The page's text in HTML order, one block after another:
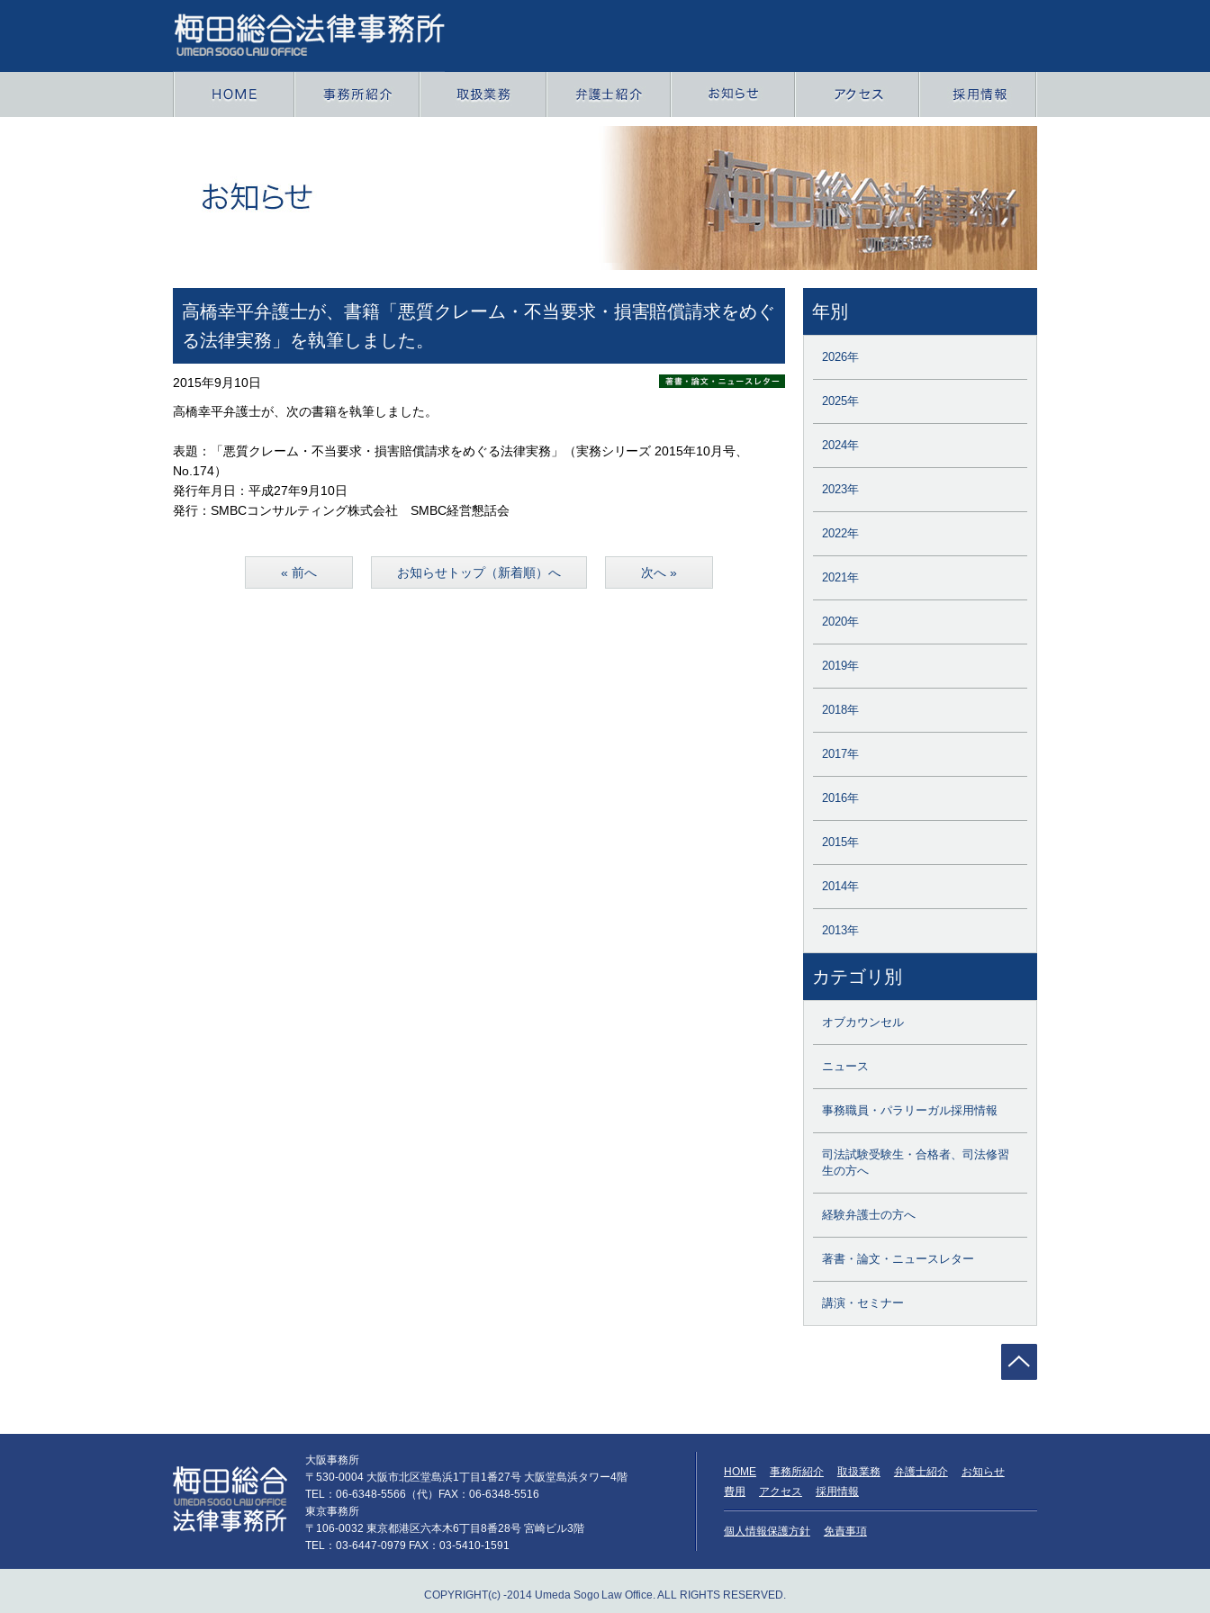
高橋幸平弁護士が、書籍「悪質クレーム・不当要求・損害賠償請求をめぐ
る法律実務」を執筆しました。
2015年9月10日
高橋幸平弁護士が、次の書籍を執筆しました。
表題：「悪質クレーム・不当要求・損害賠償請求をめぐる法律実務」（実務シリーズ 2015年10月号、
No.174）
発行年月日：平成27年9月10日
発行：SMBCコンサルティング株式会社 SMBC経営懇話会
« 前へ お知らせトップ（新着順）へ 次へ »
年別
2026年
2025年
2024年
2023年
2022年
2021年
2020年
2019年
2018年
2017年
2016年
2015年
2014年
2013年
カテゴリ別
オブカウンセル
ニュース
事務職員・パラリーガル採用情報
司法試験受験生・合格者、司法修習
生の方へ
経験弁護士の方へ
著書・論文・ニュースレター
講演・セミナー
大阪事務所
〒530-0004 大阪市北区堂島浜1丁目1番27号 大阪堂島浜タワー4階
TEL：06-6348-5566（代）FAX：06-6348-5516
東京事務所
〒106-0032 東京都港区六本木6丁目8番28号 宮崎ビル3階
TEL：03-6447-0979 FAX：03-5410-1591
HOME 事務所紹介 取扱業務 弁護士紹介
お知らせ
費用
アクセス 採用情報
個人情報保護方針 免責事項
COPYRIGHT(c) -2014 Umeda Sogo Law Office. ALL RIGHTS RESERVED.